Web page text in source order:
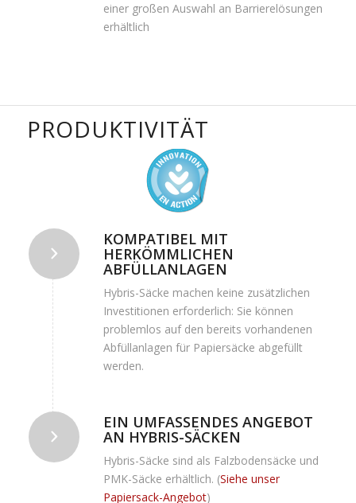
einer großen Auswahl an Barrierelösungen
erhältlich
PRODUKTIVITÄT
KOMPATIBEL MIT
HERKÖMMLICHEN
ABFÜLLANLAGEN
Hybris-Säcke machen keine zusätzlichen
Investitionen erforderlich: Sie können
problemlos auf den bereits vorhandenen
Abfüllanlagen für Papiersäcke abgefüllt
werden.
EIN UMFASSENDES ANGEBOT
AN HYBRIS-SÄCKEN
Hybris-Säcke sind als Falzbodensäcke und
PMK-Säcke erhältlich. (Siehe unser
Papiersack-Angebot)